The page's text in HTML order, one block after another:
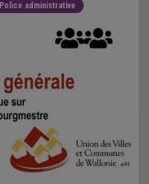
Police administrative